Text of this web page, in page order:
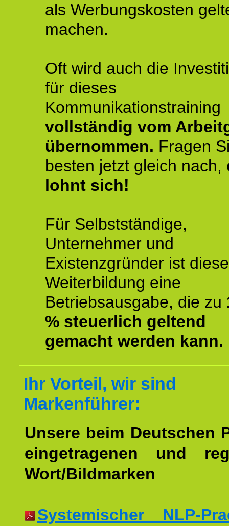
als Werbungskosten
machen.
Oft wird auch die
für dieses
Kommunikationstraining
vollständig vom
übernommen. Fragen
besten jetzt gleich nach,
lohnt sich!
Für Selbstständige,
Unternehmer und
Existenzgründer ist diese
Weiterbildung eine
Betriebsausgabe, die zu
% steuerlich geltend
gemacht werden kann.
Ihr Vorteil, wir sind
Markenführer:
Unsere beim Deutschen
eingetragenen und
Wort/Bildmarken
Systemischer NLP-